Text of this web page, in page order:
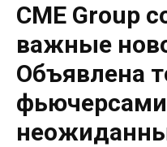
CME Group
важные
Объявлена